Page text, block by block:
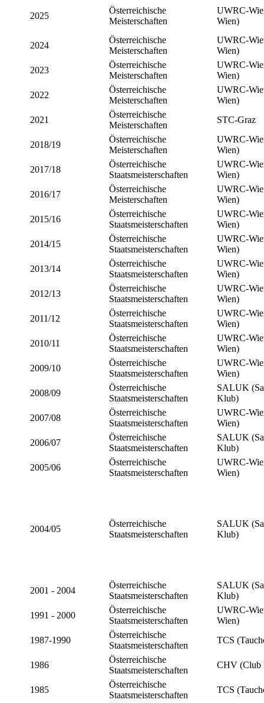
2025
Österreichische
Meisterschaften
UWRC-
Wien)
2024
Österreichische
Meisterschaften
UWRC-
Wien)
2023
Österreichische
Meisterschaften
UWRC-
Wien)
2022
Österreichische
Meisterschaften
UWRC-
Wien)
2021
Österreichische
Meisterschaften
STC-Graz
2018/19
Österreichische
Meisterschaften
UWRC-
Wien)
2017/18
Österreichische
Staatsmeisterschaften
UWRC-
Wien)
2016/17
Österreichische
Meisterschaften
UWRC-
Wien)
2015/16
Österreichische
Staatsmeisterschaften
UWRC-
Wien)
2014/15
Österreichische
Staatsmeisterschaften
UWRC-
Wien)
2013/14
Österreichische
Staatsmeisterschaften
UWRC-
Wien)
2012/13
Österreichische
Staatsmeisterschaften
UWRC-
Wien)
2011/12
Österreichische
Staatsmeisterschaften
UWRC-
Wien)
2010/11
Österreichische
Staatsmeisterschaften
UWRC-
Wien)
2009/10
Österreichische
Staatsmeisterschaften
UWRC-
Wien)
2008/09
Österreichische
Staatsmeisterschaften
SALUK
Klub)
2007/08
Österreichische
Staatsmeisterschaften
UWRC-
Wien)
2006/07
Österreichische
Staatsmeisterschaften
SALUK
Klub)
2005/06
Österreichische
Staatsmeisterschaften
UWRC-
Wien)
2004/05
Österreichische
Staatsmeisterschaften
SALUK
Klub)
2001 - 2004
Österreichische
Staatsmeisterschaften
SALUK
Klub)
1991 - 2000
Österreichische
Staatsmeisterschaften
UWRC-
Wien)
1987-1990
Österreichische
Staatsmeisterschaften
TCS
1986
Österreichische
Staatsmeisterschaften
CHV (Club
1985
Österreichische
Staatsmeisterschaften
TCS